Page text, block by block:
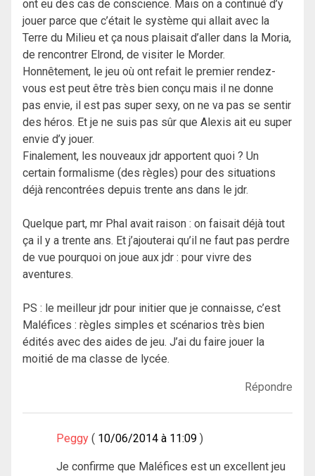
ont eu des cas de conscience. Mais on a continué d’y
jouer parce que c’était le système qui allait avec la
Terre du Milieu et ça nous plaisait d’aller dans la Moria,
de rencontrer Elrond, de visiter le Morder.
Honnêtement, le jeu où ont refait le premier rendez-
vous est peut être très bien conçu mais il ne donne
pas envie, il est pas super sexy, on ne va pas se sentir
des héros. Et je ne suis pas sûr que Alexis ait eu super
envie d’y jouer.
Finalement, les nouveaux jdr apportent quoi ? Un
certain formalisme (des règles) pour des situations
déjà rencontrées depuis trente ans dans le jdr.
Quelque part, mr Phal avait raison : on faisait déjà tout
ça il y a trente ans. Et j’ajouterai qu’il ne faut pas perdre
de vue pourquoi on joue aux jdr : pour vivre des
aventures.
PS : le meilleur jdr pour initier que je connaisse, c’est
Maléfices : règles simples et scénarios très bien
édités avec des aides de jeu. J’ai du faire jouer la
moitié de ma classe de lycée.
Répondre
Peggy 10/06/2014 à 11:09
Je confirme que Maléfices est un excellent jeu